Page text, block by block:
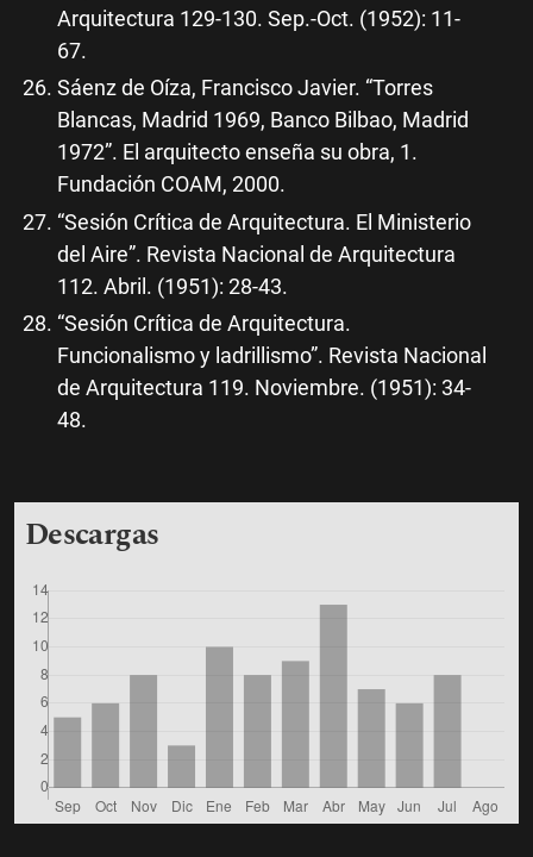
Arquitectura 129-130. Sep.-Oct. (1952): 11-
67.
Sáenz de Oíza, Francisco Javier. “Torres
Blancas, Madrid 1969, Banco Bilbao, Madrid
1972”. El arquitecto enseña su obra, 1.
Fundación COAM, 2000.
“Sesión Crítica de Arquitectura. El Ministerio
del Aire”. Revista Nacional de Arquitectura
112. Abril. (1951): 28-43.
“Sesión Crítica de Arquitectura.
Funcionalismo y ladrillismo”. Revista Nacional
de Arquitectura 119. Noviembre. (1951): 34-
48.
Descargas